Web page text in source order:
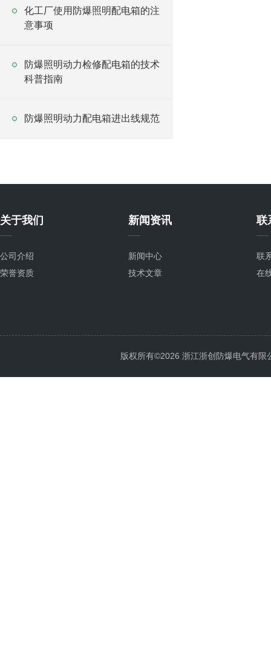
化工厂使用防爆照明配电箱的注
意事项
防爆照明动力检修配电箱的技术
科普指南
防爆照明动力配电箱进出线规范
关于我们
公司介绍
荣誉资质
新闻资讯
新闻中心
技术文章
联
联
在
版权所有©2026 浙江浙创防爆电气有